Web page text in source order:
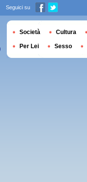
Seguici su
Società Cultura
Per Lei Sesso